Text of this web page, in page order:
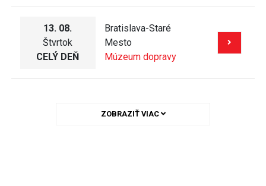
13. 08.
Štvrtok
CELÝ DEŇ
Bratislava-Staré
Mesto
Múzeum dopravy
ZOBRAZIŤ VIAC